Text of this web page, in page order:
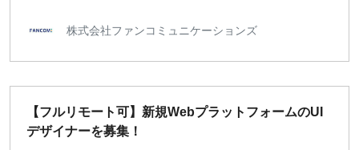
株式会社ファンコミュニケーションズ
【フルリモート可】新規WebプラットフォームのUI
デザイナーを募集！